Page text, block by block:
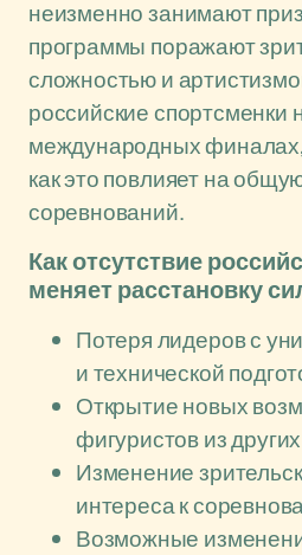
неизменно занимают
программы поражают
сложностью и
российские спортсменки
международных финалах,
как это повлияет на
соревнований.
Как отсутствие
меняет расстановку
Потеря лидеров с
и технической
Открытие новых
фигуристов из
Изменение
интереса к
Возможные